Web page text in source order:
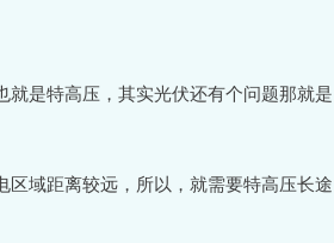
是特高压，其实光伏还有个问题那就是
域距离较远，所以，就需要特高压长途